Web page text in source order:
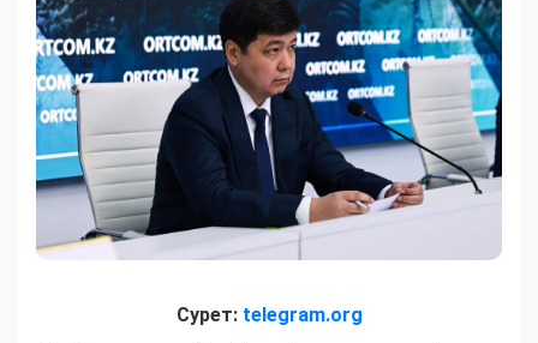
Сурет:telegram.org